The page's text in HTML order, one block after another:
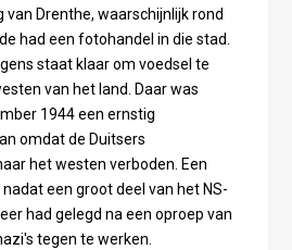
van Drenthe, waarschijnlijk rond
had een fotohandel in die stad.
staat klaar om voedsel te
van het land. Daar was
1944 een ernstig
omdat de Duitsers
het westen verboden. Een
een groot deel van het NS-
had gelegd na een oproep van
tegen te werken.